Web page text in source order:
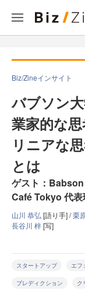
Biz/Zineインサイト
バブソン
業家的な
リニアな
とは
ゲスト：
Café Tokyo 代表
山川 恭弘 [語り手] /栗
長谷川 梓[写]
スタートアップ エフ
プレディクション ク